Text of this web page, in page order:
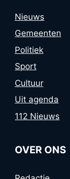
Nieuws
Gemeenten
Politiek
Sport
Cultuur
Uit agenda
112 Nieuws
OVER ONS